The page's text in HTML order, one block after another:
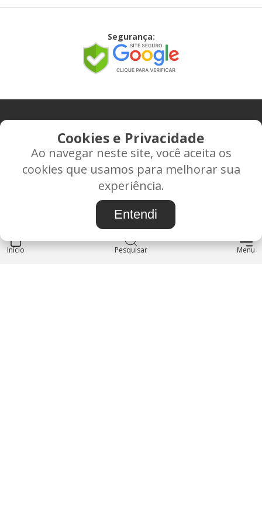
Início Pesquisar Menu
Segurança:
CONTATO
Rua Alice Frateano Figueiredo, 11-44 - Vila Triagem -
BAURU/SP - CEP: 17.030-038
CNPJ: 37.022.538/0001-07
INSTITUCIONAL
Cookies e Privacidade
Ao navegar neste site, você aceita os
cookies que usamos para melhorar sua
experiência.
Entendi